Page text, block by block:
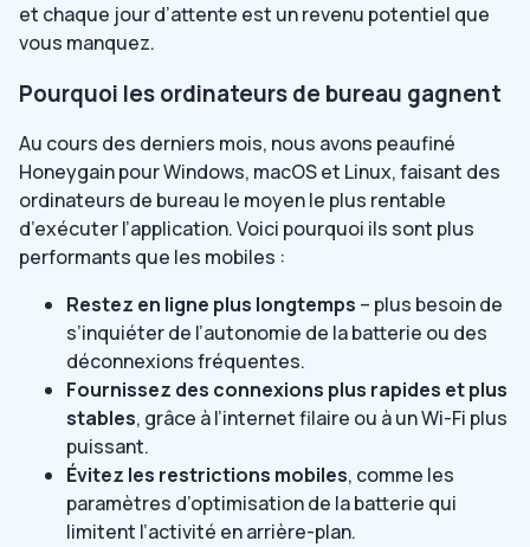
et chaque jour d’attente est un revenu potentiel que
vous manquez.
Pourquoi les ordinateurs de bureau gagnent
Au cours des derniers mois, nous avons peaufiné
Honeygain pour Windows, macOS et Linux, faisant des
ordinateurs de bureau le moyen le plus rentable
d’exécuter l’application. Voici pourquoi ils sont plus
performants que les mobiles :
Restez en ligne plus longtemps – plus besoin de
s’inquiéter de l’autonomie de la batterie ou des
déconnexions fréquentes.
Fournissez des connexions plus rapides et plus
stables, grâce à l’internet filaire ou à un Wi-Fi plus
puissant.
Évitez les restrictions mobiles, comme les
paramètres d’optimisation de la batterie qui
limitent l’activité en arrière-plan.